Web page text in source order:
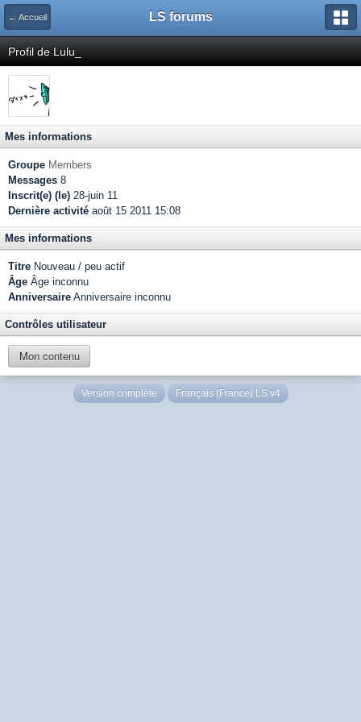
← Accueil LS forums
Profil de Lulu_
Mes informations
Groupe Members
Messages 8
Inscrit(e) (le) 28-juin 11
Dernière activité août 15 2011 15:08
Mes informations
Titre Nouveau / peu actif
Âge Âge inconnu
Anniversaire Anniversaire inconnu
Contrôles utilisateur
Mon contenu
Version complète Français (France) LS v4